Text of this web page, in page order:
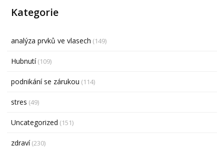
Kategorie
analýza prvků ve vlasech (149)
Hubnutí(109)
podnikání se zárukou (114)
stres (49)
Uncategorized (151)
zdraví(230)